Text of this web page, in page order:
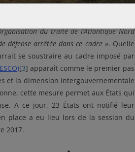
dispose ainsi que «
pour certains États membres qui
du traité de l’Atlantique Nord
défense arrêtée dans ce cadre». Quelle
se soustraire au cadre imposé par
[3] apparaît comme le premier pas
et la dimension intergouvernementale
cette mesure permet aux États qui
A ce jour, 23 États ont notifié leur
place a eu lieu lors de la session du
2017.